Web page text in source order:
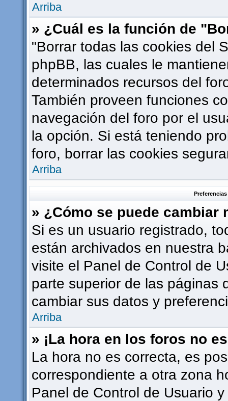
Arriba
» ¿Cuál es la función de
"Borrar todas las cookies del
phpBB, las cuales le
determinados recursos del
También proveen funciones
navegación del foro por el
la opción. Si está teniendo
foro, borrar las cookies
Arriba
» ¿Cómo se puede cambiar
Si es un usuario registrado,
están archivados en nuestra
visite el Panel de Control de
parte superior de las páginas
cambiar sus datos y
Arriba
» ¡La hora en los foros no
La hora no es correcta, es
correspondiente a otra zona
Panel de Control de Usuario